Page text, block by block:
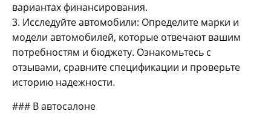
вариантах финансирования.
3. Исследуйте автомобили: Определите марки и
модели автомобилей, которые отвечают вашим
потребностям и бюджету. Ознакомьтесь с
отзывами, сравните спецификации и проверьте
историю надежности.
### В автосалоне